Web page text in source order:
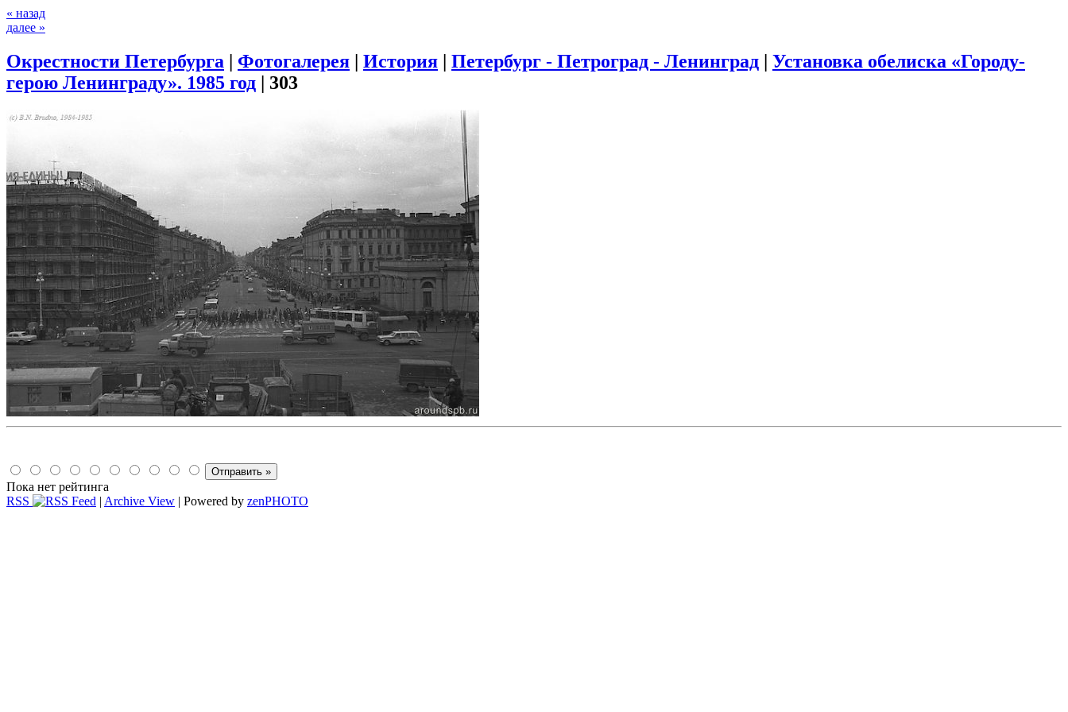
« назад
далее »
Окрестности Петербурга | Фотогалерея | История | Петербург - Петроград - Ленинград | Установка обелиска «Городу-
герою Ленинграду». 1985 год | 303
Пока нет рейтинга
RSS
| Archive View | Powered by zenPHOTO